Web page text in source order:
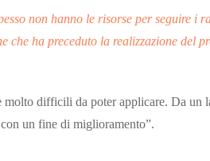
non hanno le risorse per seguire i
che ha preceduto la realizzazione del
difficili da poter applicare. Da un
un fine di miglioramento”.